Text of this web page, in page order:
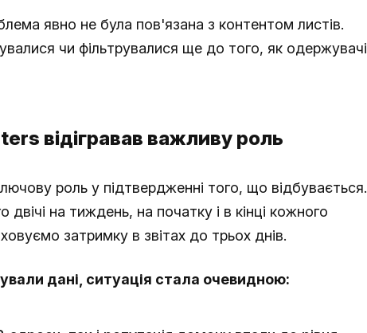
явно не була пов'язана з контентом листів.
чи фільтрувалися ще до того, як одержувачі
відігравав важливу роль
роль у підтвердженні того, що відбувається.
двічі на тиждень, на початку і в кінці кожного
затримку в звітах до трьох днів.
дані, ситуація стала очевидною: